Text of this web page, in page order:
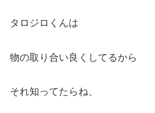
タロジロくんは
物の取り合い良くしてるから
それ知ってたらね、